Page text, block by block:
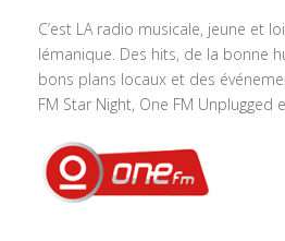
C’est LA radio musicale, jeune et
lémanique. Des hits, de la bonne
bons plans locaux et des
FM Star Night, One FM Unplugged